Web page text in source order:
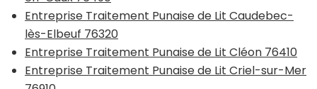
Entreprise Traitement Punaise de Lit Caudebec-
lès-Elbeuf 76320
Entreprise Traitement Punaise de Lit Cléon 76410
Entreprise Traitement Punaise de Lit Criel-sur-Mer